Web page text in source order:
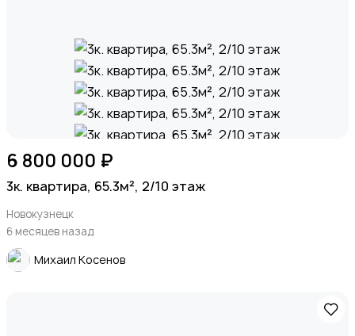
6 800 000 ₽
3к. квартира, 65.3м², 2/10 этаж
Новокузнецк
6 месяцев назад
Михаил Косенов